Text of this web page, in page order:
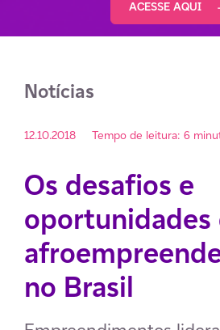
ACESSE AQUI
Notícias
12.10.2018 Tempo de leitura: 6
Os desafios e
oportunidades
no Brasil